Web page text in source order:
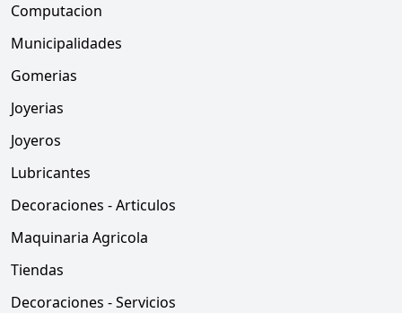
Computacion
Municipalidades
Gomerias
Joyerias
Joyeros
Lubricantes
Decoraciones - Articulos
Maquinaria Agricola
Tiendas
Decoraciones - Servicios